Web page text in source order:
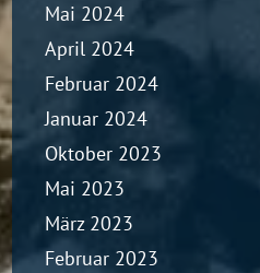
Mai 2024
April 2024
Februar 2024
Januar 2024
Oktober 2023
Mai 2023
März 2023
Februar 2023